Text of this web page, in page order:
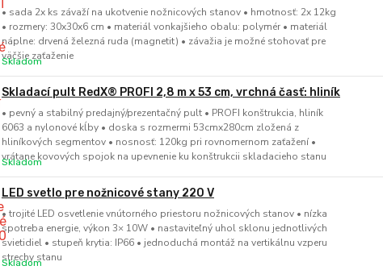
• sada 2x ks závaží na ukotvenie nožnicových stanov • hmotnosť: 2x 12kg
• rozmery: 30x30x6 cm • materiál vonkajšieho obalu: polymér • materiál
náplne: drvená železná ruda (magnetit) • závažia je možné stohovať pre
väčšie zaťaženie
Skladom
Skladací pult RedX® PROFI 2,8 m x 53 cm, vrchná časť: hliník
• pevný a stabilný predajný/prezentačný pult • PROFI konštrukcia, hliník
6063 a nylonové kĺby • doska s rozmermi 53cmx280cm zložená z
hliníkových segmentov • nosnosť: 120kg pri rovnomernom zaťažení •
vrátane kovových spojok na upevnenie ku konštrukcii skladacieho stanu
Skladom
LED svetlo pre nožnicové stany 220 V
• trojité LED osvetlenie vnútorného priestoru nožnicových stanov • nízka
spotreba energie, výkon 3× 10W • nastaviteľný uhol sklonu jednotlivých
svietidiel • stupeň krytia: IP66 • jednoduchá montáž na vertikálnu vzperu
strechy stanu
Skladom